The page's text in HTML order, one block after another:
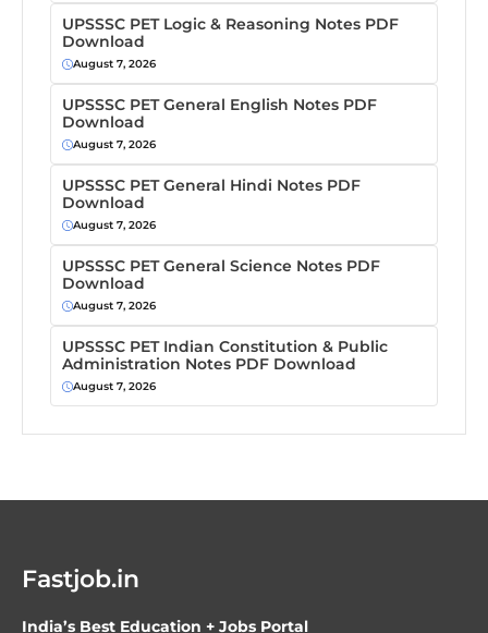
UPSSSC PET Logic & Reasoning Notes PDF
Download
August 7, 2026
UPSSSC PET General English Notes PDF
Download
August 7, 2026
UPSSSC PET General Hindi Notes PDF
Download
August 7, 2026
UPSSSC PET General Science Notes PDF
Download
August 7, 2026
UPSSSC PET Indian Constitution & Public
Administration Notes PDF Download
August 7, 2026
Fastjob.in
India’s Best Education + Jobs Portal